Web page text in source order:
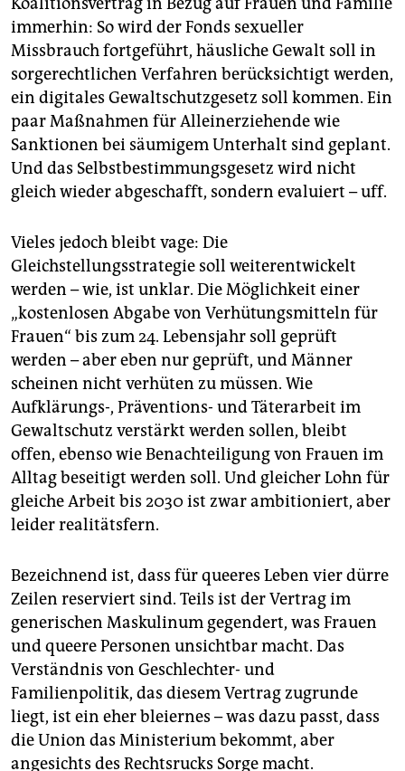
immerhin: So wird der Fonds sexueller
Missbrauch fortgeführt, häusliche Gewalt soll in
sorgerechtlichen Verfahren berücksichtigt werden,
ein digitales Gewaltschutzgesetz soll kommen. Ein
paar Maßnahmen für Alleinerziehende wie
Sanktionen bei säumigem Unterhalt sind geplant.
Und das Selbstbestimmungsgesetz wird nicht
gleich wieder abgeschafft, sondern evaluiert – uff.
Vieles jedoch bleibt vage: Die
Gleichstellungsstrategie soll weiterentwickelt
werden – wie, ist unklar. Die Möglichkeit einer
„kostenlosen Abgabe von Verhütungsmitteln für
Frauen“ bis zum 24. Lebensjahr soll geprüft
werden – aber eben nur geprüft, und Männer
scheinen nicht verhüten zu müssen. Wie
Aufklärungs-, Präventions- und Täterarbeit im
Gewaltschutz verstärkt werden sollen, bleibt
offen, ebenso wie Benachteiligung von Frauen im
Alltag beseitigt werden soll. Und gleicher Lohn für
gleiche Arbeit bis 2030 ist zwar ambitioniert, aber
leider realitätsfern.
Bezeichnend ist, dass für queeres Leben vier dürre
Zeilen reserviert sind. Teils ist der Vertrag im
generischen Maskulinum gegendert, was Frauen
und queere Personen unsichtbar macht. Das
Verständnis von Geschlechter- und
Familienpolitik, das diesem Vertrag zugrunde
liegt, ist ein eher bleiernes – was dazu passt, dass
die Union das Ministerium bekommt, aber
angesichts des Rechtsrucks Sorge macht.